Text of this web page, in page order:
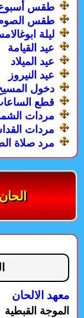
طقس أسبوع
طقس الصوم
ليلة
عيد القيامة
عيد الميلاد
عيد النيروز
دخول
قطع
مردات
مردات
مرد صلاة
معهد الالحان
الموجة القبطية